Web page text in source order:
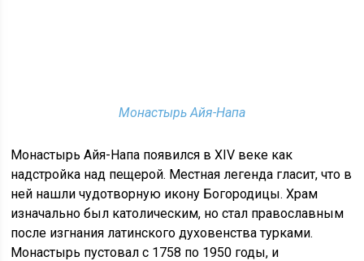
Монастырь Айя-Напа
Монастырь Айя-Напа появился в XIV веке как
надстройка над пещерой. Местная легенда гласит, что в
ней нашли чудотворную икону Богородицы. Храм
изначально был католическим, но стал православным
после изгнания латинского духовенства турками.
Монастырь пустовал с 1758 по 1950 годы, и